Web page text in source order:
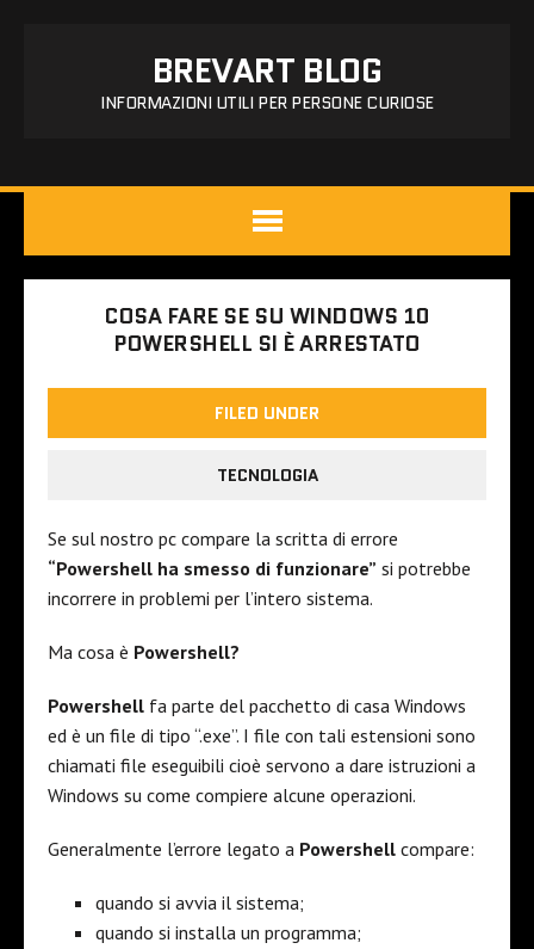
BREVART BLOG
INFORMAZIONI UTILI PER PERSONE CURIOSE
COSA FARE SE SU WINDOWS 10
POWERSHELL SI È ARRESTATO
FILED UNDER
TECNOLOGIA
Se sul nostro pc compare la scritta di errore
“Powershell ha smesso di funzionare” si potrebbe
incorrere in problemi per l’intero sistema.
Ma cosa è Powershell?
Powershell fa parte del pacchetto di casa Windows
ed è un file di tipo “.exe”. I file con tali estensioni sono
chiamati file eseguibili cioè servono a dare istruzioni a
Windows su come compiere alcune operazioni.
Generalmente l’errore legato a Powershell compare:
quando si avvia il sistema;
quando si installa un programma;